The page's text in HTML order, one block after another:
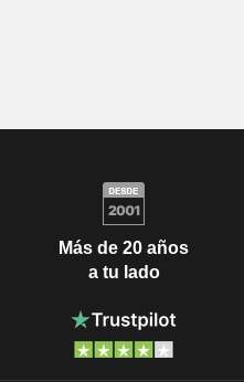
Más de 20 años
a tu lado